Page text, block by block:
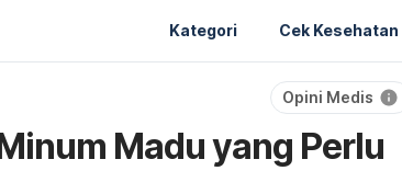
Kategori Cek Kesehatan
Opini Medis
Madu yang Perlu